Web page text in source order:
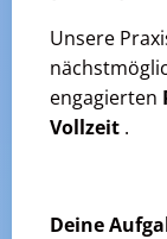
Unsere
engagierten
Vollzeit .
Deine